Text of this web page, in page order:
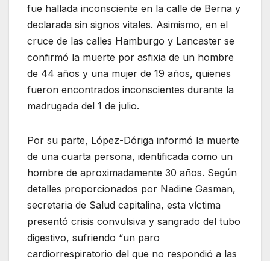
fue hallada inconsciente en la calle de Berna y
declarada sin signos vitales. Asimismo, en el
cruce de las calles Hamburgo y Lancaster se
confirmó la muerte por asfixia de un hombre
de 44 años y una mujer de 19 años, quienes
fueron encontrados inconscientes durante la
madrugada del 1 de julio.
Por su parte, López-Dóriga informó la muerte
de una cuarta persona, identificada como un
hombre de aproximadamente 30 años. Según
detalles proporcionados por Nadine Gasman,
secretaria de Salud capitalina, esta víctima
presentó crisis convulsiva y sangrado del tubo
digestivo, sufriendo “un paro
cardiorrespiratorio del que no respondió a las